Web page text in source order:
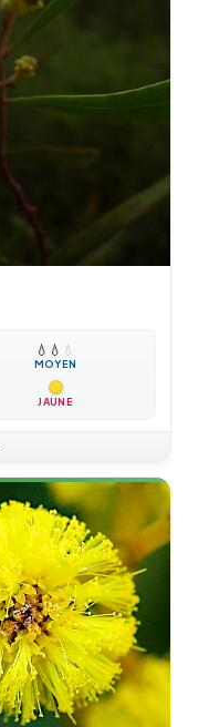
💧 💧 💧
MOYEN
JAUNE